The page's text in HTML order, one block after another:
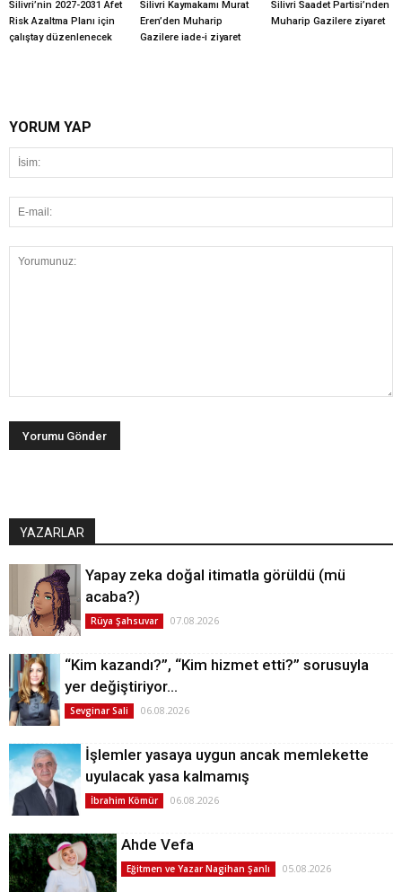
Silivri’nin 2027-2031 Afet
Risk Azaltma Planı için
çalıştay düzenlenecek
Silivri Kaymakamı Murat
Eren’den Muharip
Gazilere iade-i ziyaret
Silivri Saadet Partisi’nden
Muharip Gazilere ziyaret
YORUM YAP
YAZARLAR
Yapay zeka doğal itimatla görüldü (mü
acaba?)
Rüya Şahsuvar 07.08.2026
“Kim kazandı?”, “Kim hizmet etti?” sorusuyla
yer değiştiriyor…
Sevginar Sali 06.08.2026
İşlemler yasaya uygun ancak memlekette
uyulacak yasa kalmamış
İbrahim Kömür 06.08.2026
Ahde Vefa
Eğitmen ve Yazar Nagihan Şanlı 05.08.2026